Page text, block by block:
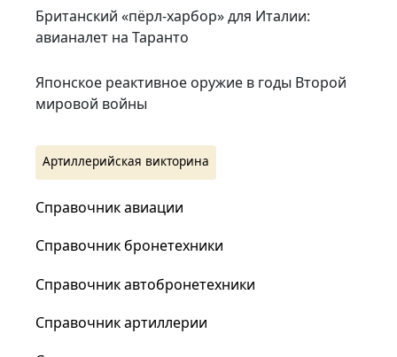
Британский «пёрл-харбор» для Италии:
авианалет на Таранто
Японское реактивное оружие в годы Второй
мировой войны
Артиллерийская викторина
Справочник авиации
Справочник бронетехники
Справочник автобронетехники
Справочник артиллерии